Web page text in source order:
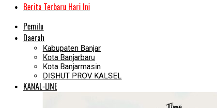
Berita Terbaru Hari Ini
Pemilu
Daerah
Kabupaten Banjar
Kota Banjarbaru
Kota Banjarmasin
DISHUT PROV KALSEL
KANAL-LINE